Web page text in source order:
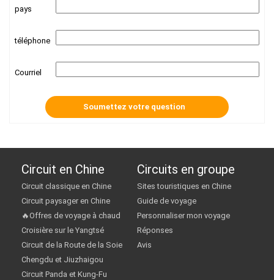
pays
téléphone
Courriel
Circuit en Chine
Circuit classique en Chine
Circuit paysager en Chine
🔥Offres de voyage à chaud
Croisière sur le Yangtsé
Circuit de la Route de la Soie
Chengdu et Jiuzhaigou
Circuit Panda et Kung-Fu
Circuits en groupe
Sites touristiques en Chine
Guide de voyage
Personnaliser mon voyage
Réponses
Avis